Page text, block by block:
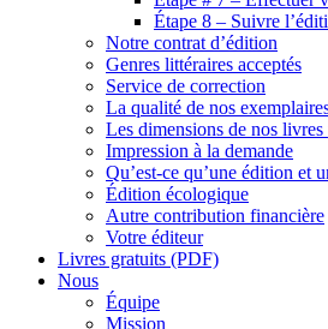
Étape 8 – Suivre
Notre contrat d’édition
Genres littéraires acceptés
Service de correction
La qualité de nos
Les dimensions de nos livres
Impression à la demande
Qu’est-ce qu’une édition et
Édition écologique
Autre contribution financière
Votre éditeur
Livres gratuits (PDF)
Nous
Équipe
Mission